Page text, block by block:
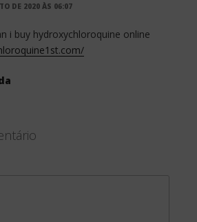
DE 2020 ÀS 06:07
i buy hydroxychloroquine online